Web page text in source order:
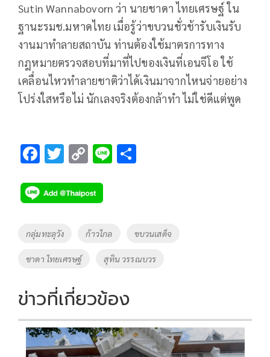
Sutin Wannabovorn ว่า นายชาดา ไทยเศรษฐ์ ใน
ฐานะรมช.มหาดไทย เมื่อรู้ว่าขบวนชั่วช้ารับเงินรับ
งานมาทำลายสถาบัน ท่านต้องใช้มาตรการทาง
กฎหมายตรวจสอบที่มาที่ไปของเงินที่เอนจีโอ ใช้
เคลื่อนไหวทำลายชาติว่าได้เงินมาจากไหนจ่ายอย่าง
โปร่งใสหรือไม่ นักเลงจริงต้องกล้าทำ ไม่ใช่ดีแต่พูด
F
e
b
o
o
k
T
tt
er
C
p
y
Li
Li
Tags
กลุ่มทะลุวัง ก้าวไกล ขบวนเสด็จ
ชาดา ไทยเศรษฐ์ สุทิน วรรณบวร
ข่าวที่เกี่ยวข้อง